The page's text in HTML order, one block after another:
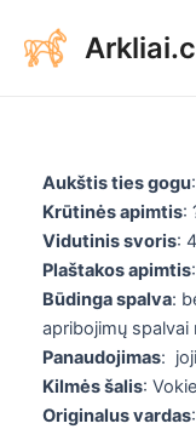
contenu
Aukštis ties gogu
Krūtinės apimtis:
Vidutinis svoris:
Plaštakos apimtis
Būdinga spalva:
apribojimų spalvai
Panaudojimas:
Kilmės šalis:
Originalus vardas